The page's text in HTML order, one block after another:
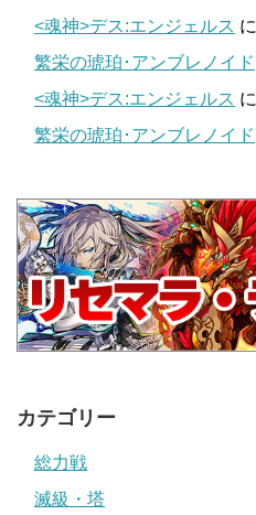
<魂神>デス:エンジェルス に
繁栄の琥珀･アンブレノイド
<魂神>デス:エンジェルス に
繁栄の琥珀･アンブレノイド
カテゴリー
総力戦
滅級・塔